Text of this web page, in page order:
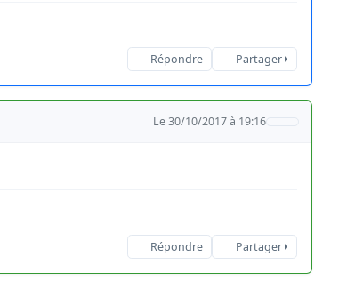
Répondre Partager
Le 30/10/2017 à 19:16
Répondre Partager